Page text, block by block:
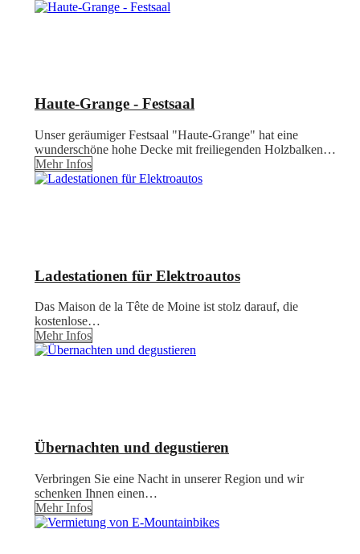
Haute-Grange - Festsaal
Unser geräumiger Festsaal "Haute-Grange" hat eine
wunderschöne hohe Decke mit freiliegenden Holzbalken…
Mehr Infos
Ladestationen für Elektroautos
Das Maison de la Tête de Moine ist stolz darauf, die
kostenlose…
Mehr Infos
Übernachten und degustieren
Verbringen Sie eine Nacht in unserer Region und wir
schenken Ihnen einen…
Mehr Infos